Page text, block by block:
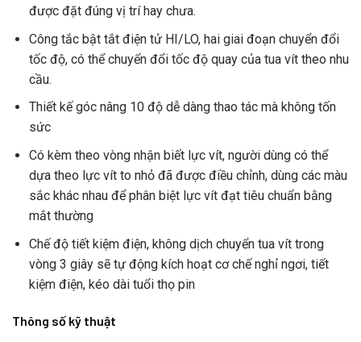
được đặt đúng vị trí hay chưa.
Công tắc bật tắt điện tử HI/LO, hai giai đoạn chuyển đổi
tốc độ, có thể chuyển đổi tốc độ quay của tua vít theo nhu
cầu.
Thiết kế góc nâng 10 độ dễ dàng thao tác mà không tốn
sức
Có kèm theo vòng nhận biết lực vít, người dùng có thể
dựa theo lực vít to nhỏ đã được điều chỉnh, dùng các màu
sắc khác nhau để phân biệt lực vít đạt tiêu chuẩn bằng
mắt thường
Chế độ tiết kiệm điện, không dịch chuyển tua vít trong
vòng 3 giây sẽ tự động kích hoạt cơ chế nghỉ ngơi, tiết
kiệm điện, kéo dài tuổi thọ pin
Thông số kỹ thuật